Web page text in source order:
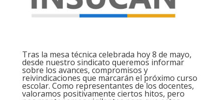
Tras la mesa técnica celebrada hoy 8 de mayo,
desde nuestro sindicato queremos informar
sobre los avances, compromisos y
reivindicaciones que marcarán el próximo curso
escolar. Como representantes de los docentes,
valoramos positivamente ciertos hitos, pero